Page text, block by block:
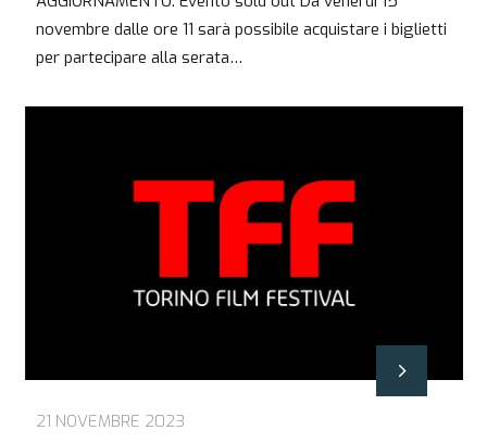
novembre dalle ore 11 sarà possibile acquistare i biglietti
per partecipare alla serata…
21 NOVEMBRE 2023